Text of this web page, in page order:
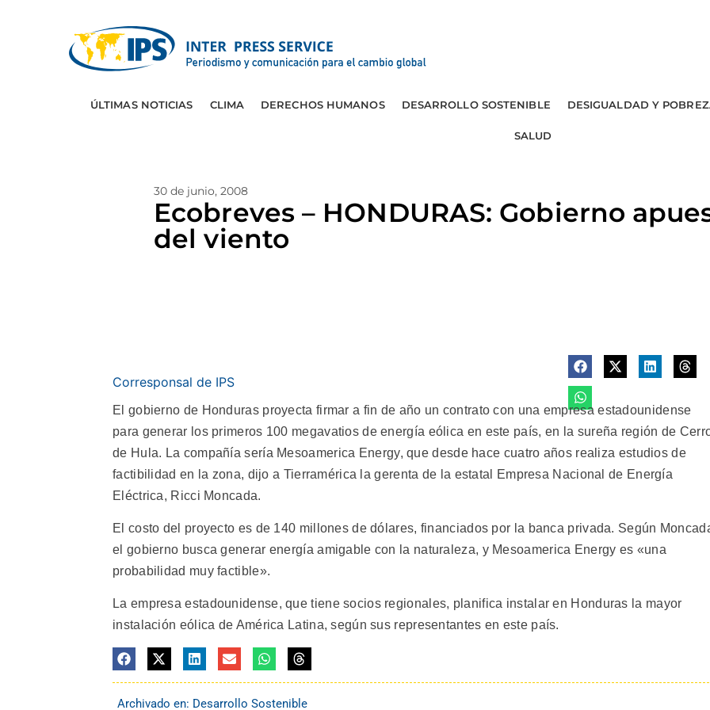
ÚLTIMAS NOTICIAS CLIMA DERECHOS HUMANOS DESARROLLO SOSTENIBLE DESIGUALDAD Y
SALUD
30 de junio, 2008
Ecobreves – HONDURAS: Gobierno
del viento
Corresponsal de IPS
El gobierno de Honduras proyecta firmar a fin de año un contrato con una empresa estadounidense
para generar los primeros 100 megavatios de energía eólica en este país, en la sureña región de
de Hula. La compañía sería Mesoamerica Energy, que desde hace cuatro años realiza estudios de
factibilidad en la zona, dijo a Tierramérica la gerenta de la estatal Empresa Nacional de Energía
Eléctrica, Ricci Moncada.
El costo del proyecto es de 140 millones de dólares, financiados por la banca privada. Según
el gobierno busca generar energía amigable con la naturaleza, y Mesoamerica Energy es «una
probabilidad muy factible».
La empresa estadounidense, que tiene socios regionales, planifica instalar en Honduras la mayor
instalación eólica de América Latina, según sus representantes en este país.
Archivado en: Desarrollo Sostenible